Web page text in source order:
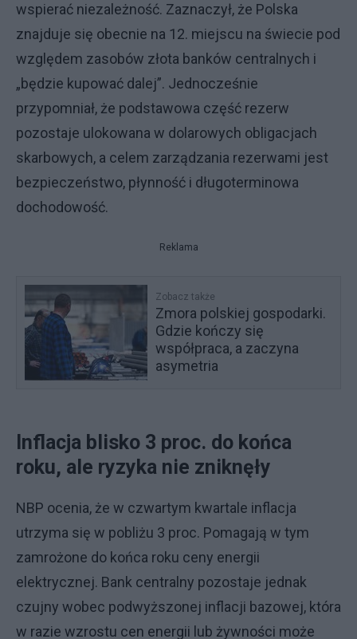
wspierać niezależność. Zaznaczył, że Polska
znajduje się obecnie na 12. miejscu na świecie pod
względem zasobów złota banków centralnych i
„będzie kupować dalej”. Jednocześnie
przypomniał, że podstawowa część rezerw
pozostaje ulokowana w dolarowych obligacjach
skarbowych, a celem zarządzania rezerwami jest
bezpieczeństwo, płynność i długoterminowa
dochodowość.
Reklama
Zobacz także
Zmora polskiej gospodarki.
Gdzie kończy się
współpraca, a zaczyna
asymetria
Inflacja blisko 3 proc. do końca
roku, ale ryzyka nie zniknęły
NBP ocenia, że w czwartym kwartale inflacja
utrzyma się w pobliżu 3 proc. Pomagają w tym
zamrożone do końca roku ceny energii
elektrycznej. Bank centralny pozostaje jednak
czujny wobec podwyższonej inflacji bazowej, która
w razie wzrostu cen energii lub żywności może